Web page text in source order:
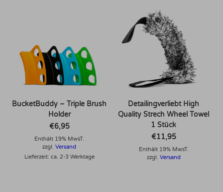
BucketBuddy – Triple Brush
Holder
€6,95
Enthält 19% MwsT.
zzgl.Versand
Lieferzeit: ca. 2-3 Werktage
Detailingverliebt High
Quality Strech Wheel Towel
1 Stück
€11,95
Enthält 19% MwsT.
zzgl. Versand